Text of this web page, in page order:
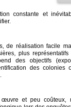
constante et
de réalisation facile
plus
des objectifs
des
et peu coûteux,